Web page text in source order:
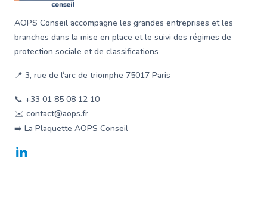
AOPS Conseil accompagne les grandes entreprises et les
branches dans la mise en place et le suivi des régimes de
protection sociale et de classifications
📍 3, rue de l‘arc de triomphe 75017 Paris
📞 +33 01 85 08 12 10
✉️ contact@aops.fr
➡️ La Plaquette AOPS Conseil
LinkedIn